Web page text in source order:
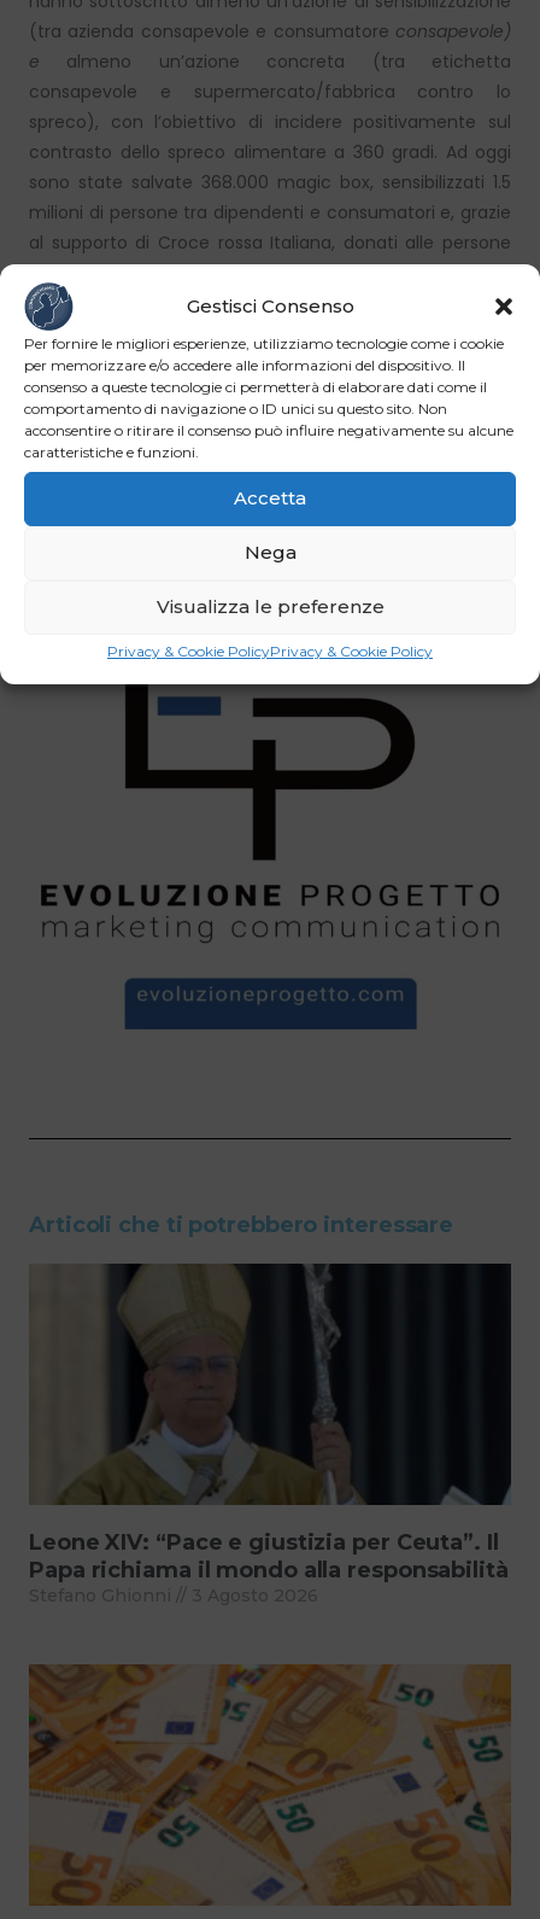
Gestisci Consenso
Per fornire le migliori esperienze, utilizziamo tecnologie come i cookie
per memorizzare e/o accedere alle informazioni del dispositivo. Il
consenso a queste tecnologie ci permetterà di elaborare dati come il
comportamento di navigazione o ID unici su questo sito. Non
acconsentire o ritirare il consenso può influire negativamente su alcune
caratteristiche e funzioni.
Accetta
Nega
Visualizza le preferenze
Privacy & Cookie PolicyPrivacy & Cookie Policy
(tra azienda consapevole e consumatore consapevole)
e almeno un’azione concreta (tra etichetta
consapevole e supermercato/fabbrica contro lo
spreco), con l’obiettivo di incidere positivamente sul
contrasto dello spreco alimentare a 360 gradi. Ad oggi
sono state salvate 368.000 magic box, sensibilizzati 1.5
milioni di persone tra dipendenti e consumatori e, grazie
al supporto di Croce rossa Italiana, donati alle persone
Facebook LinkedIn
WhatsApp Email
Articoli che ti potrebbero interessare
Leone XIV: “Pace e giustizia per Ceuta”. Il
Papa richiama il mondo alla responsabilità
Stefano Ghionni 3 Agosto 2026